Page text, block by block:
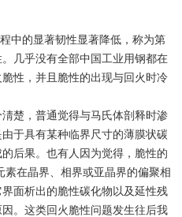
中的显著韧性显著降低，称为第
几乎没有全部中国工业用钢都在
性，并且脆性的出现与回火时冷
楚，普通觉得与马氏体剖释时渗
于具有某种临界尺寸的薄膜状碳
后果。也有人因为觉得，脆性的
素在晶界、相界或亚晶界的偏聚相
面析出的脆性碳化物以及延性残
。这类回火脆性问题发生往后我